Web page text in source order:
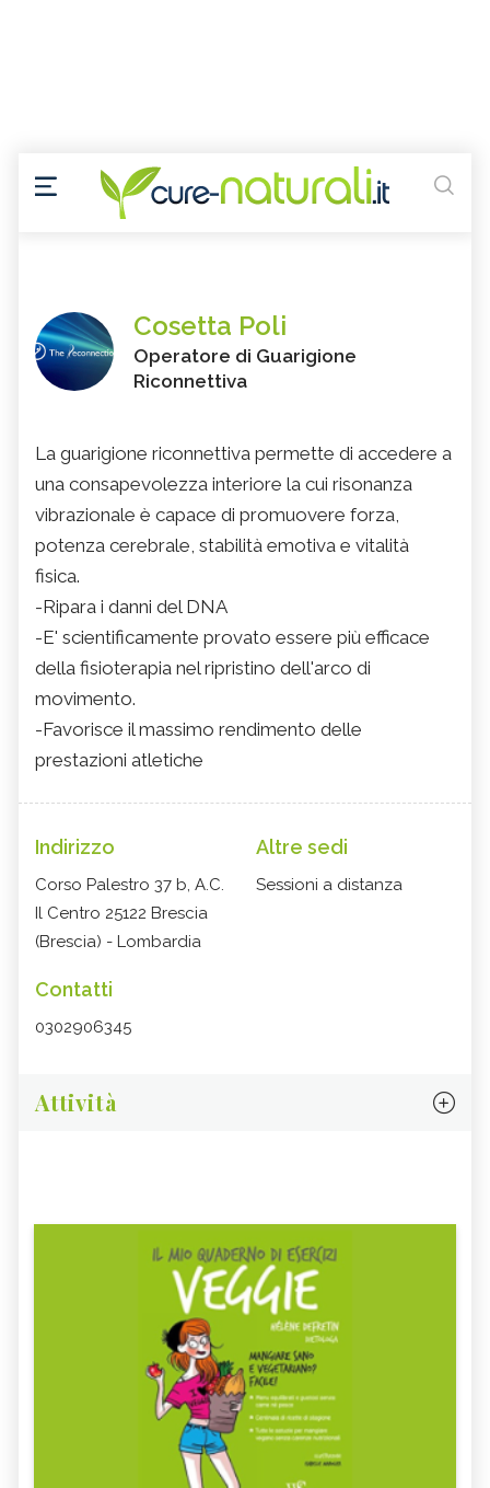
Cosetta Poli
Operatore di Guarigione
Riconnettiva
La guarigione riconnettiva permette di accedere a
una consapevolezza interiore la cui risonanza
vibrazionale è capace di promuovere forza,
potenza cerebrale, stabilità emotiva e vitalità
fisica.
-Ripara i danni del DNA
-E' scientificamente provato essere più efficace
della fisioterapia nel ripristino dell'arco di
movimento.
-Favorisce il massimo rendimento delle
prestazioni atletiche
Indirizzo
Corso Palestro 37 b, A.C.
Il Centro 25122 Brescia
(Brescia) - Lombardia
Altre sedi
Sessioni a distanza
Contatti
0302906345
Attività